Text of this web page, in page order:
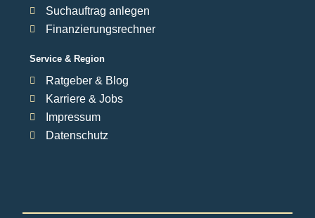
Suchauftrag anlegen
Finanzierungsrechner
Service & Region
Ratgeber & Blog
Karriere & Jobs
Impressum
Datenschutz